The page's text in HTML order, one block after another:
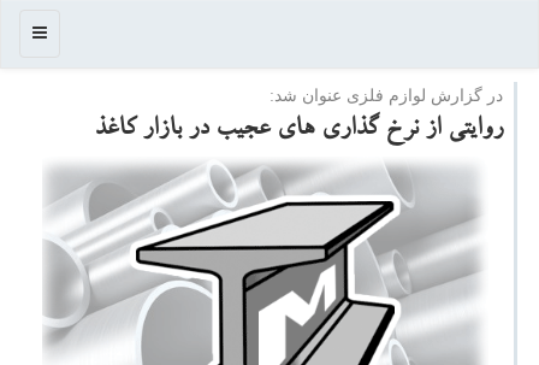
منو
در گزارش لوازم فلزی عنوان شد:
روایتی از نرخ گذاری های عجیب در بازار كاغذ